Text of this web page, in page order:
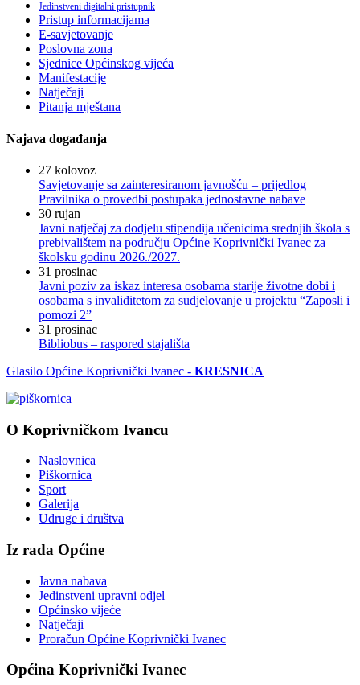
Jedinstveni digitalni pristupnik
Pristup informacijama
E-savjetovanje
Poslovna zona
Sjednice Općinskog vijeća
Manifestacije
Natječaji
Pitanja mještana
Najava događanja
27 kolovoz
Savjetovanje sa zainteresiranom javnošću – prijedlog
Pravilnika o provedbi postupaka jednostavne nabave
30 rujan
Javni natječaj za dodjelu stipendija učenicima srednjih škola s
prebivalištem na području Općine Koprivnički Ivanec za
školsku godinu 2026./2027.
31 prosinac
Javni poziv za iskaz interesa osobama starije životne dobi i
osobama s invaliditetom za sudjelovanje u projektu “Zaposli i
pomozi 2”
31 prosinac
Bibliobus – raspored stajališta
Glasilo Općine Koprivnički Ivanec - KRESNICA
O Koprivničkom Ivancu
Naslovnica
Piškornica
Sport
Galerija
Udruge i društva
Iz rada Općine
Javna nabava
Jedinstveni upravni odjel
Općinsko vijeće
Natječaji
Proračun Općine Koprivnički Ivanec
Općina Koprivnički Ivanec